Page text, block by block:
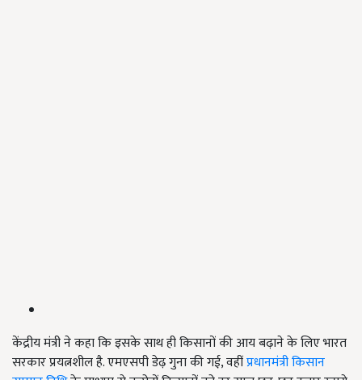
केंद्रीय मंत्री ने कहा कि इसके साथ ही किसानों की आय बढ़ाने के लिए भारत
सरकार प्रयत्नशील है. एमएसपी डेढ़ गुना की गई, वहींप्रधानमंत्री किसान